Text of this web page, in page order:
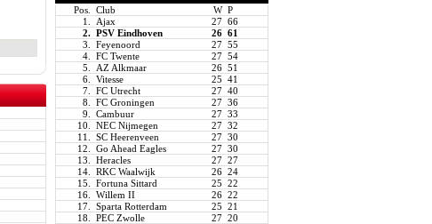
Pos.Club W P
1. Ajax 27 66
2. PSV Eindhoven 26 61
3.Feyenoord 27 55
4.FC Twente 27 54
5. AZ Alkmaar 26 51
6.Vitesse 25 41
7.FC Utrecht 27 40
8.FC Groningen 27 36
9.Cambuur 27 33
10.NEC Nijmegen 27 32
11.SC Heerenveen 27 30
12.Go Ahead Eagles 27 30
13.Heracles 27 27
14.RKC Waalwijk 26 24
15.Fortuna Sittard 25 22
16.Willem II 26 22
17.Sparta Rotterdam 25 21
18.PEC Zwolle 27 20